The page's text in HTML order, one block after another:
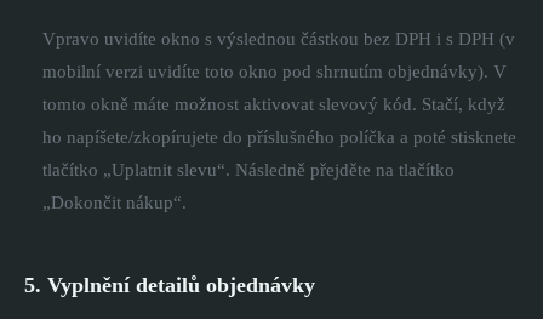
Vpravo uvidíte okno s výslednou částkou bez DPH i s DPH (v
mobilní verzi uvidíte toto okno pod shrnutím objednávky). V
tomto okně máte možnost aktivovat slevový kód. Stačí, když
ho napíšete/zkopírujete do příslušného políčka a poté stisknete
tlačítko „Uplatnit slevu“. Následně přejděte na tlačítko
„Dokončit nákup“.
5. Vyplnění detailů objednávky